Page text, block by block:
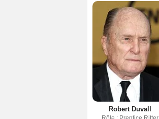
Robert Duvall